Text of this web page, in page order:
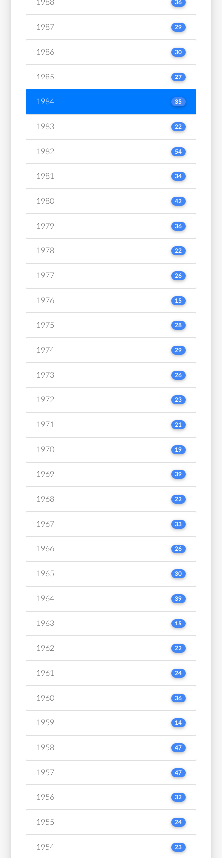
1988 36
1987 29
1986 30
1985 27
1984 35
1983 22
1982 54
1981 34
1980 42
1979 36
1978 22
1977 26
1976 15
1975 28
1974 29
1973 26
1972 23
1971 21
1970 19
1969 39
1968 22
1967 33
1966 26
1965 30
1964 39
1963 15
1962 22
1961 24
1960 36
1959 14
1958 47
1957 47
1956 32
1955 24
1954 23